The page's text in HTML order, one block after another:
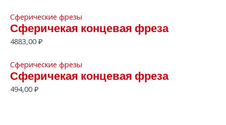
Сферические фрезы
Сферичекая концевая фреза
4883,00 ₽
Сферические фрезы
Сферичекая концевая фреза
494,00 ₽